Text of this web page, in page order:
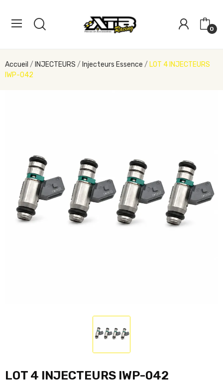
0
Accueil INJECTEURS Injecteurs Essence
LOT 4 INJECTEURS
IWP-042
LOT 4 INJECTEURS IWP-042